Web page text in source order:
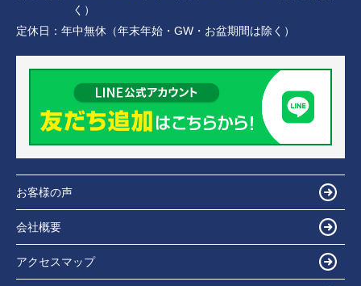
く）
定休日： 年中無休（年末年始・GW・お盆期間は除く）
お客様の声
会社概要
アクセスマップ